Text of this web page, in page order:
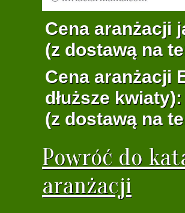
Cena aranżacji
(z dostawą na
Cena aranżacji
dłuższe kwiaty):
(z dostawą na
Powróć do
aranżacji